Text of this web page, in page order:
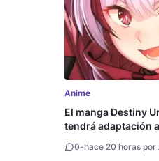
Anime
El manga Destiny
tendrá adaptación
0-hace 20 horas por